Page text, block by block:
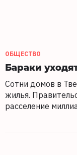
ОБЩЕСТВО
Бараки
Сотни домов в
жилья.
расселение